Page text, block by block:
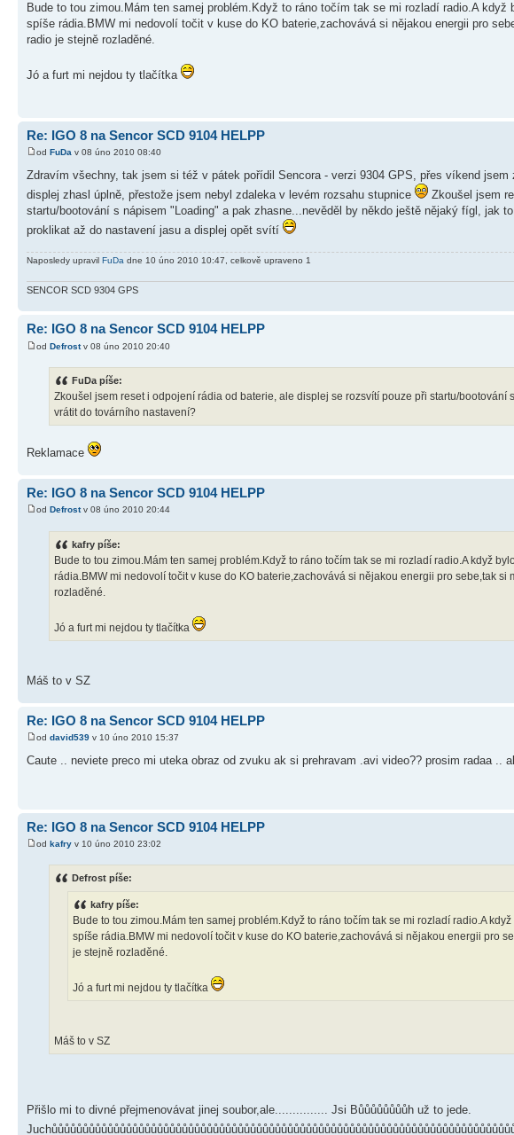
Bude to tou zimou.Mám ten samej problém.Když to ráno točím tak se mi rozladí radio.A
spíše rádia.BMW mi nedovolí točit v kuse do KO baterie,zachovává si nějakou energii pro
radio je stejně rozladěné.
Jó a furt mi nejdou ty tlačítka
Re: IGO 8 na Sencor SCD 9104 HELPP
od FuDa v 08 úno 2010 08:40
Zdravím všechny, tak jsem si též v pátek pořídil Sencora - verzi 9304 GPS, přes víkend
displej zhasl úplně, přestože jsem nebyl zdaleka v levém rozsahu stupnice
Zkoušel jsem
startu/bootování s nápisem "Loading" a pak zhasne...nevěděl by někdo ještě nějaký fígl, jak
proklikat až do nastavení jasu a displej opět svítí
Naposledy upravil FuDa dne 10 úno 2010 10:47, celkově upraveno 1
SENCOR SCD 9304 GPS
Re: IGO 8 na Sencor SCD 9104 HELPP
od Defrostv 08 úno 2010 20:40
FuDa píše:
Zkoušel jsem reset i odpojení rádia od baterie, ale displej se rozsvítí pouze při startu/
vrátit do továrního nastavení?
Reklamace
Re: IGO 8 na Sencor SCD 9104 HELPP
od Defrostv 08 úno 2010 20:44
kafry píše:
Bude to tou zimou.Mám ten samej problém.Když to ráno točím tak se mi rozladí radio.A když
rádia.BMW mi nedovolí točit v kuse do KO baterie,zachovává si nějakou energii pro sebe,tak
rozladěné.
Jó a furt mi nejdou ty tlačítka
Máš to v SZ
Re: IGO 8 na Sencor SCD 9104 HELPP
od david539 v 10 úno 2010 15:37
Caute .. neviete preco mi uteka obraz od zvuku ak si prehravam .avi video?? prosim radaa ..
Re: IGO 8 na Sencor SCD 9104 HELPP
od kafry v 10 úno 2010 23:02
Defrost píše:
kafry píše:
Bude to tou zimou.Mám ten samej problém.Když to ráno točím tak se mi rozladí radio.A
spíše rádia.BMW mi nedovolí točit v kuse do KO baterie,zachovává si nějakou energii pro
je stejně rozladěné.
Jó a furt mi nejdou ty tlačítka
Máš to v SZ
Přišlo mi to divné přejmenovávat jinej soubor,ale............... Jsi Bůůůůůůůůh už to jede.